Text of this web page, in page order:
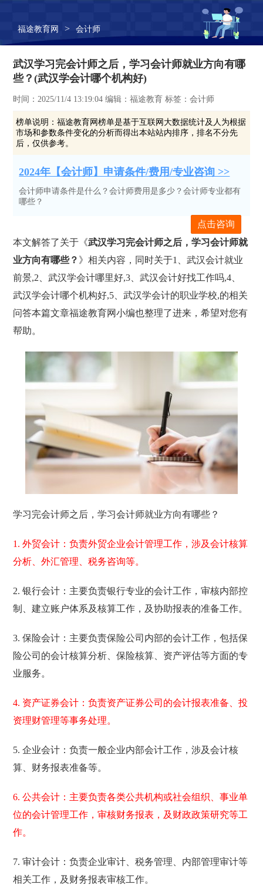
福途教育网 > 会计师
武汉学习完会计师之后，学习会计师就业方向有哪
些？(武汉学会计哪个机构好)
时间：2025/11/4 13:19:04 编辑：福途教育 标签：会计师
榜单说明：福途教育网榜单是基于互联网大数据统计及人为根据
市场和参数条件变化的分析而得出本站站内排序，排名不分先
后，仅供参考。
2024年【会计师】申请条件/费用/专业咨询 >>
会计师申请条件是什么？会计师费用是多少？会计师专业都有
哪些？
点击咨询
本文解答了关于《武汉学习完会计师之后，学习会计师就
业方向有哪些？ 》相关内容，同时关于1、武汉会计就业
前景,2、武汉学会计哪里好,3、武汉会计好找工作吗,4、
武汉学会计哪个机构好,5、武汉学会计的职业学校,的相关
问答本篇文章福途教育网小编也整理了进来，希望对您有
帮助。
学习完会计师之后，学习会计师就业方向有哪些？
1. 外贸会计：负责外贸企业会计管理工作，涉及会计核算
分析、外汇管理、税务咨询等。
2. 银行会计：主要负责银行专业的会计工作，审核内部控
制、建立账户体系及核算工作，及协助报表的准备工作。
3. 保险会计：主要负责保险公司内部的会计工作，包括保
险公司的会计核算分析、保险核算、资产评估等方面的专
业服务。
4. 资产证券会计：负责资产证券公司的会计报表准备、投
资理财管理等事务处理。
5. 企业会计：负责一般企业内部会计工作，涉及会计核
算、财务报表准备等。
6. 公共会计：主要负责各类公共机构或社会组织、事业单
位的会计管理工作，审核财务报表，及财政政策研究等工
作。
7. 审计会计：负责企业审计、税务管理、内部管理审计等
相关工作，及财务报表审核工作。